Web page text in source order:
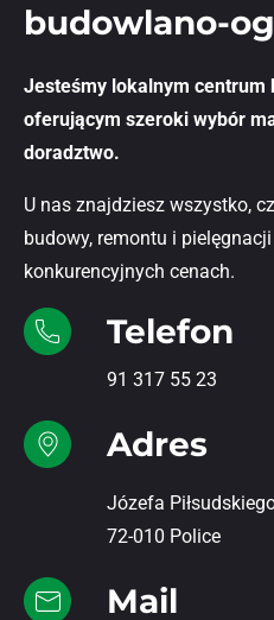
budowlano-
Jesteśmy lokalnym centrum
oferującym szeroki wybór
doradztwo.
U nas znajdziesz wszystko,
budowy, remontu i
konkurencyjnych cenach.
Telefon
91 317 55 23
Adres
Józefa
72-010 Police
Mail